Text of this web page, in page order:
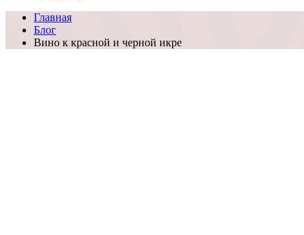
Главная
Блог
Вино к красной и черной икре